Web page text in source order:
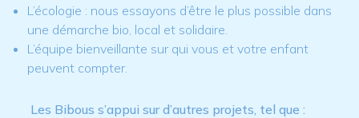
L’écologie : nous essayons d’être le plus possible dans
une démarche bio, local et solidaire.
L’équipe bienveillante sur qui vous et votre enfant
peuvent compter.
Les Bibous s’appui sur d’autres projets, tel que :